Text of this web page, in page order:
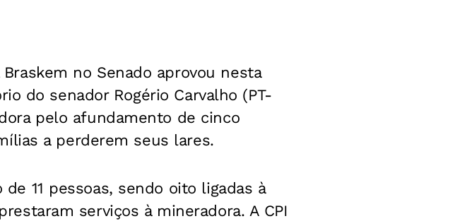
no Senado aprovou nesta
do senador Rogério Carvalho (PT-
pelo afundamento de cinco
a perderem seus lares.
11 pessoas, sendo oito ligadas à
serviços à mineradora. A CPI